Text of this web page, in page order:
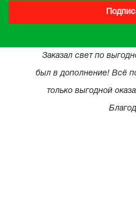
Заказал свет по
был в дополнение! Всё
только выгодной